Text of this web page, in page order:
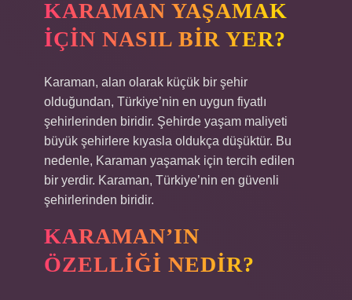
KARAMAN YAŞAMAK
IÇIN NASIL BIR YER?
Karaman, alan olarak küçük bir şehir
olduğundan, Türkiye’nin en uygun fiyatlı
şehirlerinden biridir. Şehirde yaşam maliyeti
büyük şehirlere kıyasla oldukça düşüktür. Bu
nedenle, Karaman yaşamak için tercih edilen
bir yerdir. Karaman, Türkiye’nin en güvenli
şehirlerinden biridir.
KARAMAN’IN
ÖZELLIĞI NEDIR?